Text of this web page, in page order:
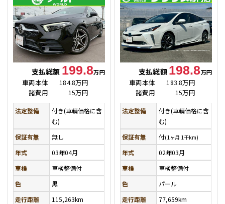
支払総額 199.8万円
車両本体
184.8万円
諸費用
15万円
法定整備
付き(車輌価格に含
む)
保証有無
無し
年式
03年04月
車検
車検整備付
色
黒
走行距離
115,263km
支払総額 198.8万円
車両本体
183.8万円
諸費用
15万円
法定整備
付き(車輌価格に含
む)
保証有無
付(1ヶ月 1千km)
年式
02年03月
車検
車検整備付
色
パール
走行距離
77,659km